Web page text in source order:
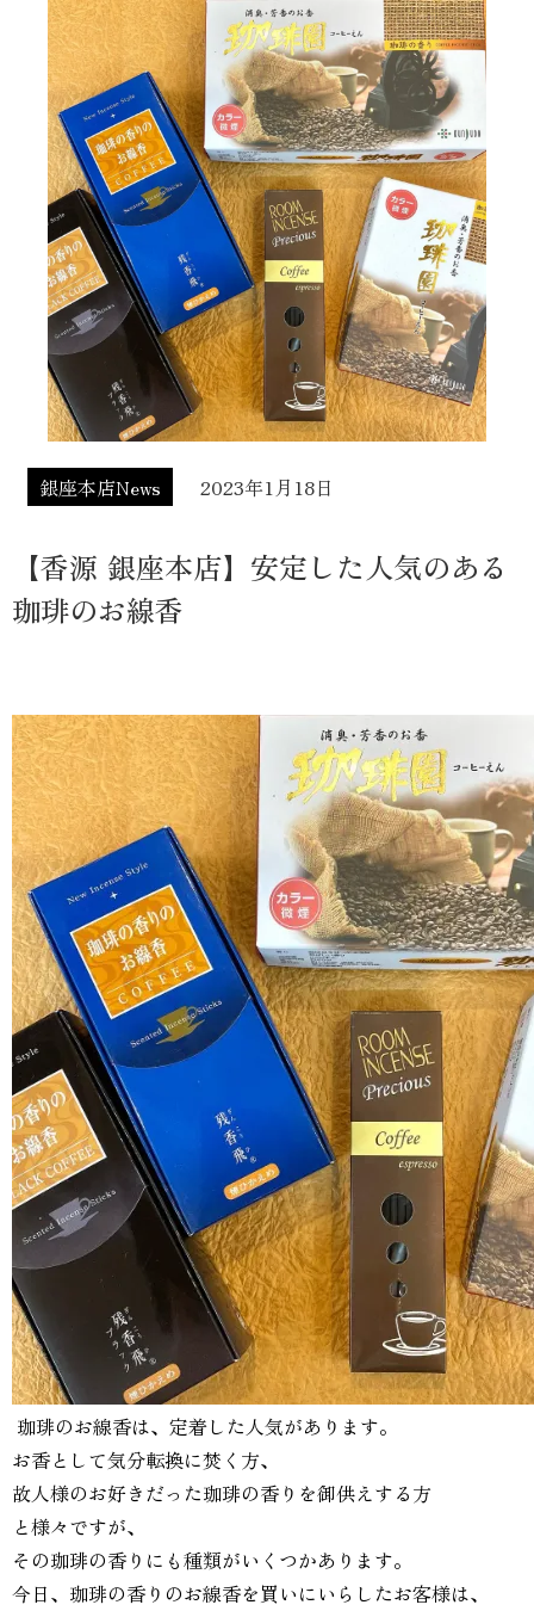
銀座本店News 2023年1月18日
【香源 銀座本店】安定した人気のある
珈琲のお線香
⁡ 珈琲のお線香は、定着した人気があります。
お香として気分転換に焚く方、
故人様のお好きだった珈琲の香りを御供えする方
と様々ですが、
その珈琲の香りにも種類がいくつかあります。
今日、珈琲の香りのお線香を買いにいらしたお客様は、